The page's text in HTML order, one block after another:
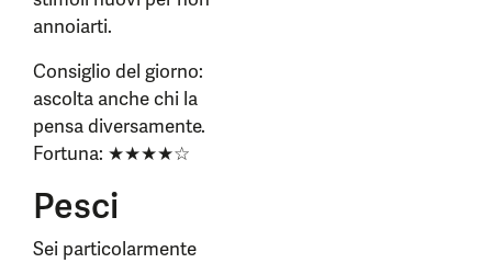
annoiarti.
Consiglio del giorno:
ascolta anche chi la
pensa diversamente.
Fortuna: ★★★★☆
Pesci
Sei particolarmente